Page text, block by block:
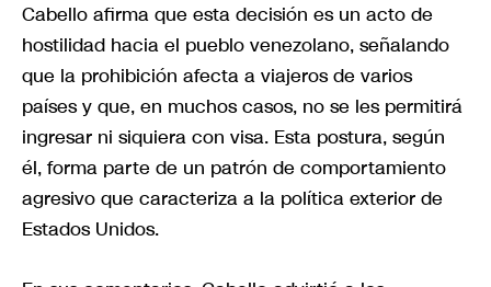
Cabello afirma que esta decisión es un acto de
hostilidad hacia el pueblo venezolano, señalando
que la prohibición afecta a viajeros de varios
países y que, en muchos casos, no se les permitirá
ingresar ni siquiera con visa. Esta postura, según
él, forma parte de un patrón de comportamiento
agresivo que caracteriza a la política exterior de
Estados Unidos.